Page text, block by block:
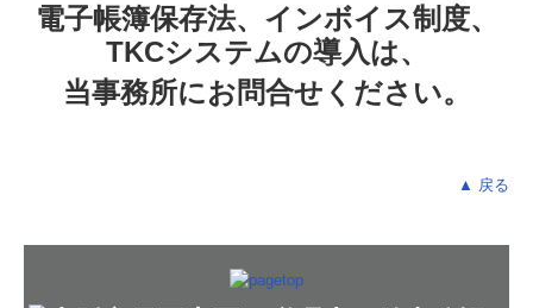
電子帳簿保存法、インボイス制度、
TKCシステムの導入は、
当事務所にお問合せください。
▲ 戻る